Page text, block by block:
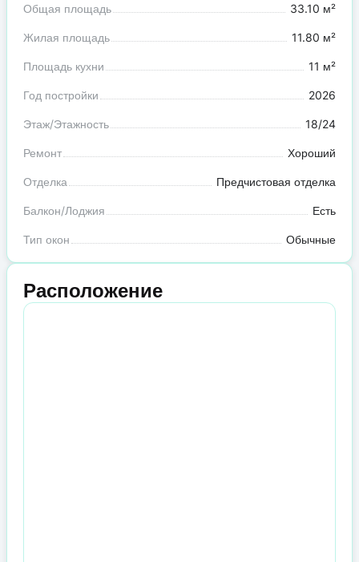
Общая площадь 33.10 м²
Жилая площадь 11.80 м²
Площадь кухни 11 м²
Год постройки 2026
Этаж/Этажность 18/24
Ремонт Хороший
Отделка Предчистовая отделка
Балкон/Лоджия Есть
Тип окон Обычные
Расположение